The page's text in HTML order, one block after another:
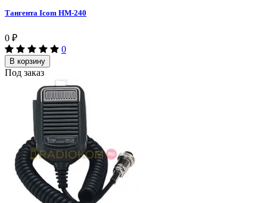
Тангента Icom HM-240
0 ₽
0
В корзину
Под заказ